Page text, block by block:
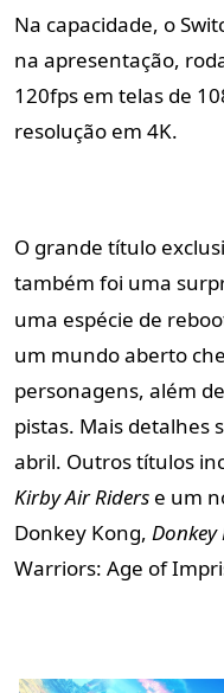
Na capacidade, o
na apresentação,
120fps em telas de
resolução em 4K.
O grande título
também foi uma
uma espécie de
um mundo aberto
personagens, além
pistas. Mais detalhes
abril. Outros títulos
Kirby Air Riders e um
Donkey Kong,
Warriors: Age of